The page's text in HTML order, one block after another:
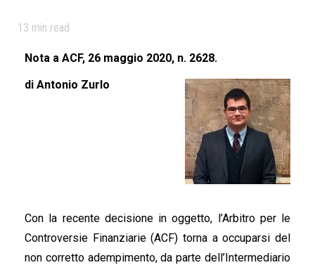
13 min read
Nota a ACF, 26 maggio 2020, n. 2628.
di Antonio Zurlo
Con la recente decisione in oggetto, l’Arbitro per le
Controversie Finanziarie (ACF) torna a occuparsi del
non corretto adempimento, da parte dell’Intermediario